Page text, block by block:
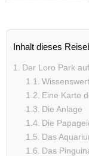
Inhalt dieses
Der Loro Park
Eine Karte
Die Anlage
Die
Das
Das